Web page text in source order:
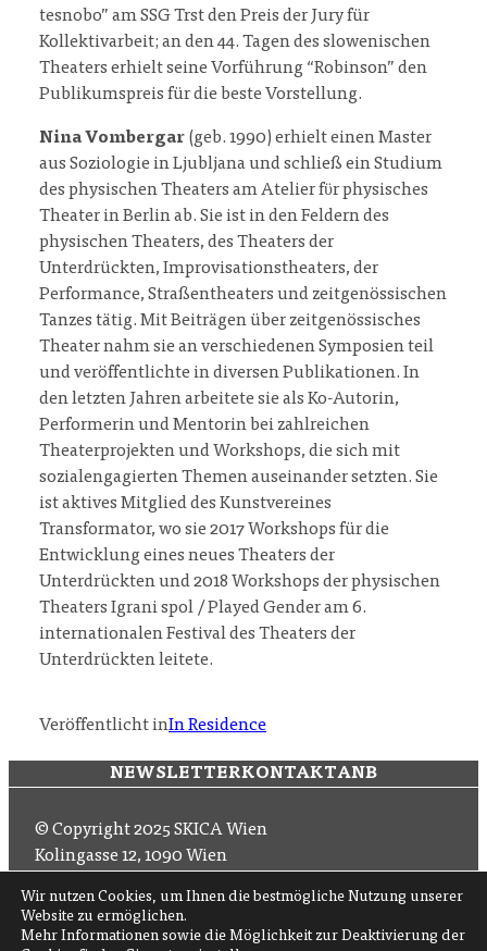
tesnobo” am SSG Trst den Preis der Jury für
Kollektivarbeit; an den 44. Tagen des slowenischen
Theaters erhielt seine Vorführung “Robinson” den
Publikumspreis für die beste Vorstellung.
Nina Vombergar (geb. 1990) erhielt einen Master
aus Soziologie in Ljubljana und schließ ein Studium
des physischen Theaters am Atelier fϋr physisches
Theater in Berlin ab. Sie ist in den Feldern des
physischen Theaters, des Theaters der
Unterdrückten, Improvisationstheaters, der
Performance, Straßentheaters und zeitgenössischen
Tanzes tätig. Mit Beiträgen über zeitgenössisches
Theater nahm sie an verschiedenen Symposien teil
und veröffentlichte in diversen Publikationen. In
den letzten Jahren arbeitete sie als Ko-Autorin,
Performerin und Mentorin bei zahlreichen
Theaterprojekten und Workshops, die sich mit
sozialengagierten Themen auseinander setzten. Sie
ist aktives Mitglied des Kunstvereines
Transformator, wo sie 2017 Workshops für die
Entwicklung eines neues Theaters der
Unterdrückten und 2018 Workshops der physischen
Theaters Igrani spol / Played Gender am 6.
internationalen Festival des Theaters der
Unterdrückten leitete.
Veröffentlicht inIn Residence
Wir nutzen Cookies, um Ihnen die bestmögliche Nutzung unserer
Website zu ermöglichen.
Mehr Informationen sowie die Möglichkeit zur Deaktivierung der
NEWSLETTERKONTAKTANB
© Copyright 2025 SKICA Wien
Kolingasse 12, 1090 Wien
Tel+43 1 319 11 60 33